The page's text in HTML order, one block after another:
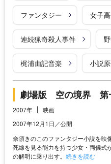
ファンタジー 女子
連続猟奇殺人事件
梶浦由記音楽 小説
劇場版 空の境界 第
2007年
映画
2007年12月1日／公開
奈須きのこのファンタジー小説を映
死線を見る能力を持つ少女・両儀式
の解明に乗り出す。 続きを読む